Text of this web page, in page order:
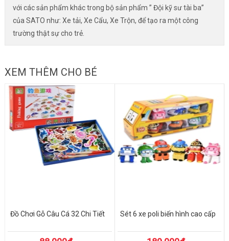
với các sản phẩm khác trong bộ sản phẩm ” Đội kỹ sư tài ba”
của SATO như: Xe tải, Xe Cẩu, Xe Trộn, để tạo ra một công
trường thật sự cho trẻ.
XEM THÊM CHO BÉ
Đồ Chơi Gỗ Câu Cá 32 Chi Tiết Sét 6 xe poli biến hình cao cấp